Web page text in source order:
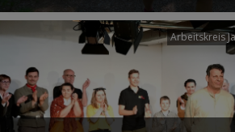
Arbeitskreis